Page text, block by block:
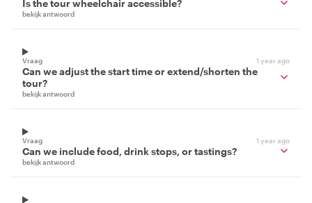
Is the tour wheelchair accessible?
bekijk antwoord
Vraag 1 year ago
Can we adjust the start time or extend/shorten the
tour?
bekijk antwoord
Vraag 1 year ago
Can we include food, drink stops, or tastings?
bekijk antwoord